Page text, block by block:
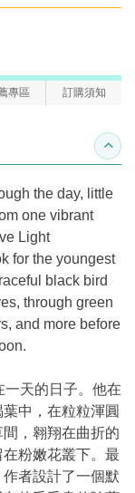
專區 訂購須知
收合
the day, little
one vibrant
Light
for the youngest
black bird
through green
and more before
一天的日子。他在
中，在粒粒渾圓
，翱翔在曲折的
粉嫩花叢下。最
者設計了一個默